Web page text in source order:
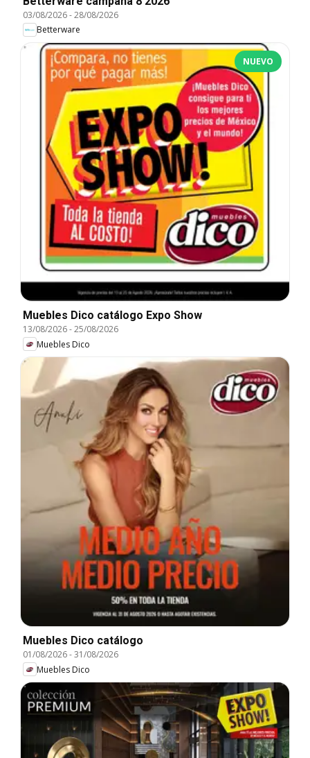
03/08/2026-28/08/2026
Betterware
NUEVO
Muebles Dico catálogo Expo Show
13/08/2026-25/08/2026
Muebles Dico
Muebles Dico catálogo
01/08/2026-31/08/2026
Muebles Dico